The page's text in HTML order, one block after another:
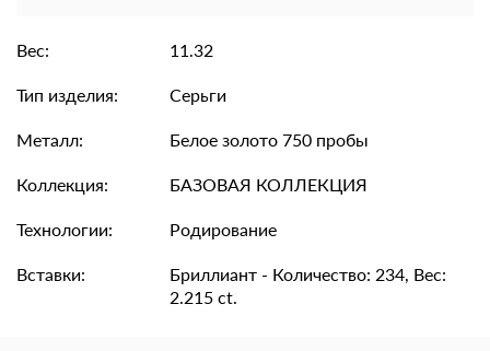
Вес:
11.32
Тип изделия:
Серьги
Металл:
Белое золото 750 пробы
Коллекция:
БАЗОВАЯ КОЛЛЕКЦИЯ
Технологии:
Родирование
Вставки:
Бриллиант - Количество: 234, Вес:
2.215 ct.